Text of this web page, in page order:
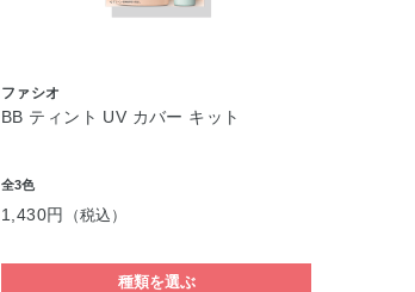
ファシオ
BB ティント UV カバー キット
全3色
1,430円 （税込）
種類を選ぶ